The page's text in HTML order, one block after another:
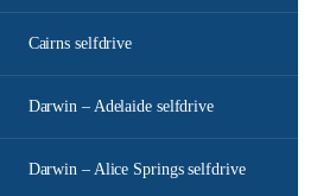
Cairns selfdrive
Darwin – Adelaide selfdrive
Darwin – Alice Springs selfdrive